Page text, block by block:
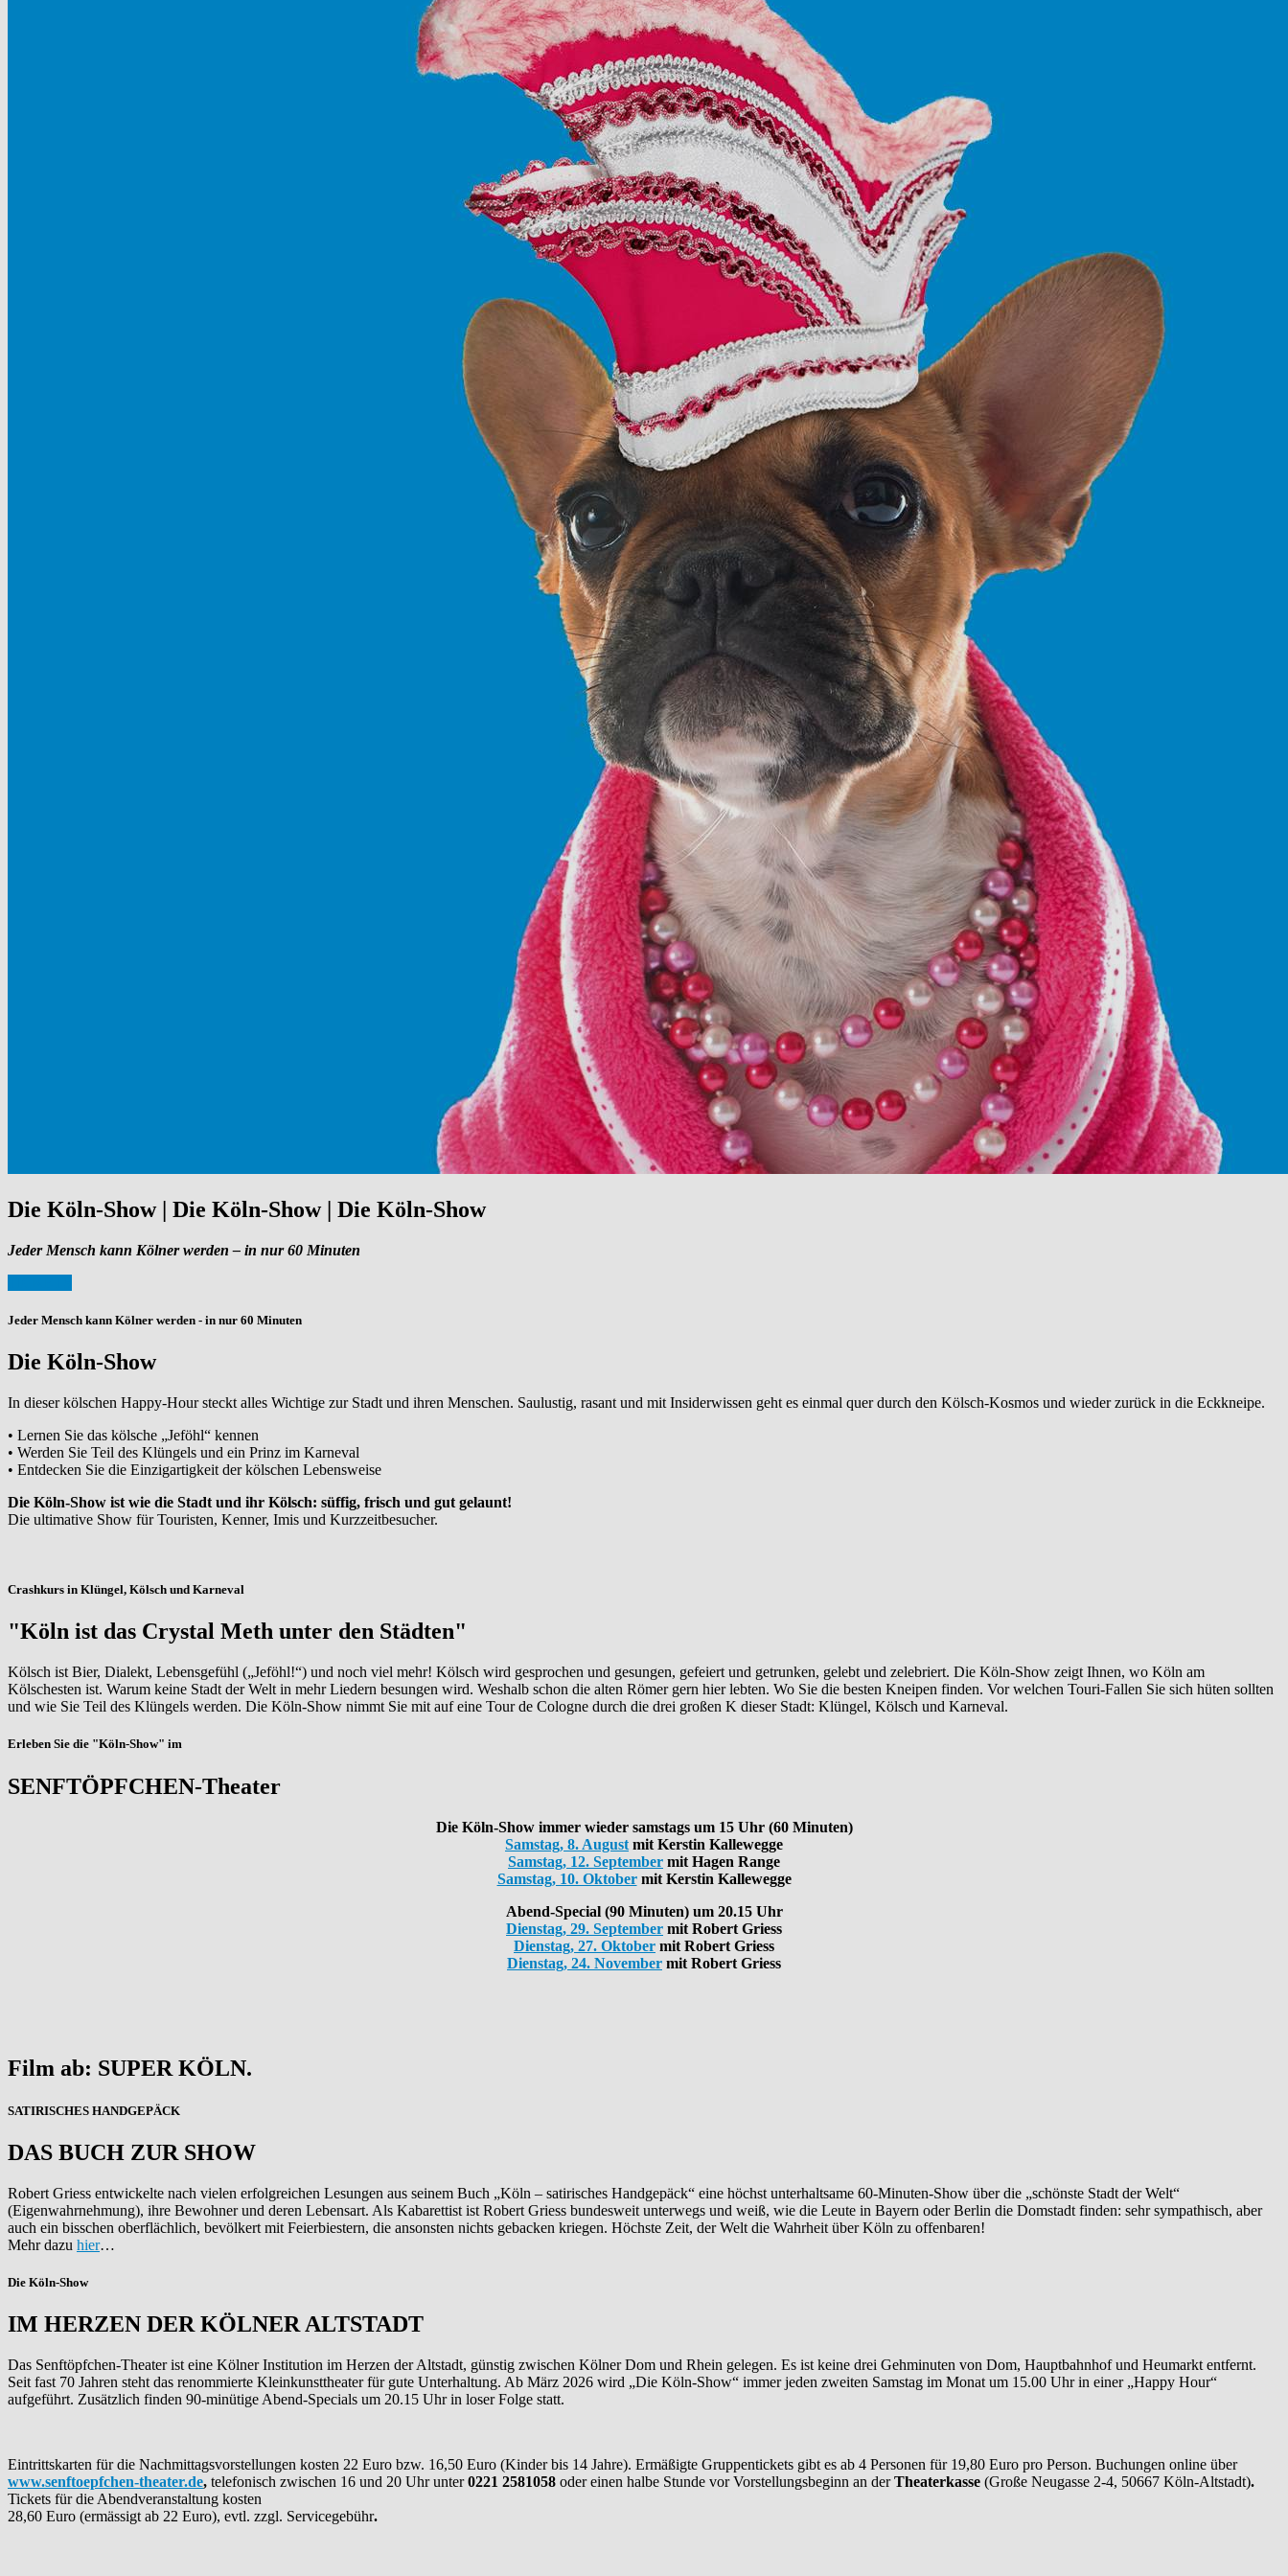
Die Köln-Show | Die Köln-Show | Die Köln-Show
Jeder Mensch kann Kölner werden – in nur 60 Minuten
Jeder Mensch kann Kölner werden - in nur 60 Minuten
Die Köln-Show
In dieser kölschen Happy-Hour steckt alles Wichtige zur Stadt und ihren Menschen. Saulustig, rasant und mit Insiderwissen geht es einmal quer durch den Kölsch-Kosmos und wieder zurück in die Eckkneipe.
• Lernen Sie das kölsche „Jeföhl“ kennen
• Werden Sie Teil des Klüngels und ein Prinz im Karneval
• Entdecken Sie die Einzigartigkeit der kölschen Lebensweise
Die Köln-Show ist wie die Stadt und ihr Kölsch: süffig, frisch und gut gelaunt!
Die ultimative Show für Touristen, Kenner, Imis und Kurzzeitbesucher.
Crashkurs in Klüngel, Kölsch und Karneval
"Köln ist das Crystal Meth unter den Städten"
Kölsch ist Bier, Dialekt, Lebensgefühl („Jeföhl!“) und noch viel mehr! Kölsch wird gesprochen und gesungen, gefeiert und getrunken, gelebt und zelebriert. Die Köln-Show zeigt Ihnen, wo Köln am
Kölschesten ist. Warum keine Stadt der Welt in mehr Liedern besungen wird. Weshalb schon die alten Römer gern hier lebten. Wo Sie die besten Kneipen finden. Vor welchen Touri-Fallen Sie sich hüten sollten
und wie Sie Teil des Klüngels werden. Die Köln-Show nimmt Sie mit auf eine Tour de Cologne durch die drei großen K dieser Stadt: Klüngel, Kölsch und Karneval.
Erleben Sie die "Köln-Show" im
SENFTÖPFCHEN-Theater
Die Köln-Show immer wieder samstags um 15 Uhr(60 Minuten)
Samstag, 8. August mit Kerstin Kallewegge
Samstag, 12. September mit Hagen Range
Samstag, 10. Oktobermit Kerstin Kallewegge
Abend-Special (90 Minuten)um 20.15 Uhr
Dienstag, 29. September mit Robert Griess
Dienstag, 27. Oktober mit Robert Griess
Dienstag, 24. November mit Robert Griess
Film ab: SUPER KÖLN.
SATIRISCHES HANDGEPÄCK
DAS BUCH ZUR SHOW
Robert Griess entwickelte nach vielen erfolgreichen Lesungen aus seinem Buch „Köln – satirisches Handgepäck“ eine höchst unterhaltsame 60-Minuten-Show über die „schönste Stadt der Welt“
(Eigenwahrnehmung), ihre Bewohner und deren Lebensart. Als Kabarettist ist Robert Griess bundesweit unterwegs und weiß, wie die Leute in Bayern oder Berlin die Domstadt finden: sehr sympathisch, aber
auch ein bisschen oberflächlich, bevölkert mit Feierbiestern, die ansonsten nichts gebacken kriegen. Höchste Zeit, der Welt die Wahrheit über Köln zu offenbaren!
Mehr dazu hier…
Die Köln-Show
IM HERZEN DER KÖLNER ALTSTADT
Das Senftöpfchen-Theater ist eine Kölner Institution im Herzen der Altstadt, günstig zwischen Kölner Dom und Rhein gelegen. Es ist keine drei Gehminuten von Dom, Hauptbahnhof und Heumarkt entfernt.
Seit fast 70 Jahren steht das renommierte Kleinkunsttheater für gute Unterhaltung. Ab März 2026 wird „Die Köln-Show“ immer jeden zweiten Samstag im Monat um 15.00 Uhr in einer „Happy Hour“
aufgeführt. Zusätzlich finden 90-minütige Abend-Specials um 20.15 Uhr in loser Folge statt.
Eintrittskarten für die Nachmittagsvorstellungen kosten 22 Euro bzw. 16,50 Euro (Kinder bis 14 Jahre). Ermäßigte Gruppentickets gibt es ab 4 Personen für 19,80 Euro pro Person. Buchungen online über
www.senftoepfchen-theater.de, telefonisch zwischen 16 und 20 Uhr unter0221 2581058 oder einen halbe Stunde vor Vorstellungsbeginn an derTheaterkasse (Große Neugasse 2-4, 50667 Köln-Altstadt).
Tickets für die Abendveranstaltung kosten
28,60 Euro (ermässigt ab 22 Euro), evtl. zzgl. Servicegebühr.